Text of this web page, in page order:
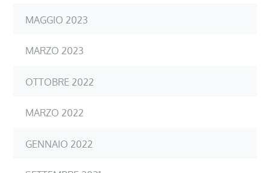
MAGGIO 2023
MARZO 2023
OTTOBRE 2022
MARZO 2022
GENNAIO 2022